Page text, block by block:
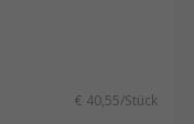
einfach und€ 40,55/Stück